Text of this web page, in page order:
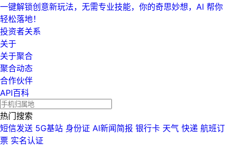
一键解锁创意新玩法，无需专业技能，你的奇思妙想，AI 帮你
轻松落地！
投资者关系
关于
关于聚合
聚合动态
合作伙伴
API百科
热门搜索
短信发送 5G基站 身份证 AI新闻简报 银行卡 天气 快递 航班订
票 实名认证